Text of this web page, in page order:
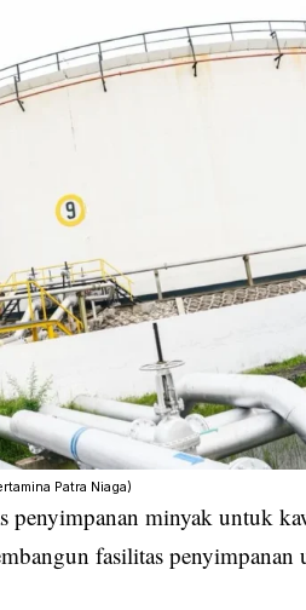
Patra Niaga)
minyak untuk
fasilitas penyimpanan